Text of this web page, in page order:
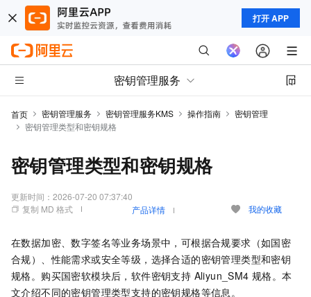
打开 APP
密钥管理服务
首页 密钥管理服务 密钥管理服务KMS 操作指南
密钥管理
密钥管理类型和密钥规格
密钥管理类型和密钥规格
更新时间： 2026-07-20 07:37:40
复制 MD 格式
产品详情 我的收藏
在数据加密、数字签名等业务场景中，可根据合规要求（如国密
合规）、性能需求或安全等级，选择合适的密钥管理类型和密钥
规格。购买国密软模块后，软件密钥支持 Aliyun_SM4 规格。本
文介绍不同的密钥管理类型支持的密钥规格等信息。